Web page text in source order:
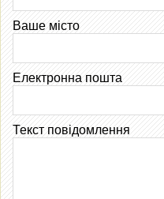
Ваше місто
Електронна пошта
Текст повідомлення